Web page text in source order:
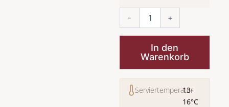
- +
In den
Warenkorb
Serviertemperatur
13-
16°C